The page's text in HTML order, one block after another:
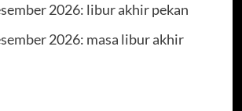
2026: libur akhir pekan
2026: masa libur akhir